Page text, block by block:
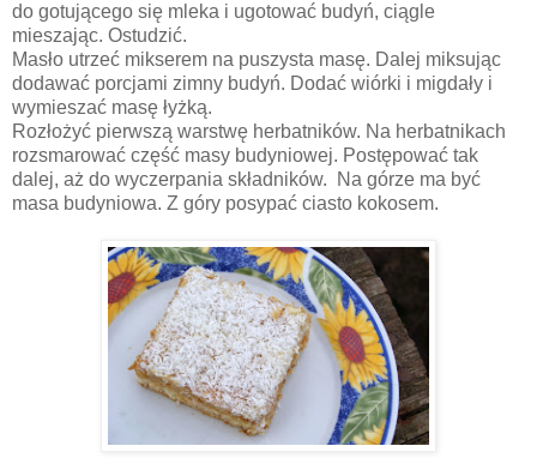
do gotującego się mleka i ugotować budyń, ciągle
mieszając. Ostudzić.
Masło utrzeć mikserem na puszysta masę. Dalej miksując
dodawać porcjami zimny budyń. Dodać wiórki i migdały i
wymieszać masę łyżką.
Rozłożyć pierwszą warstwę herbatników. Na herbatnikach
rozsmarować część masy budyniowej. Postępować tak
dalej, aż do wyczerpania składników. Na górze ma być
masa budyniowa. Z góry posypać ciasto kokosem.